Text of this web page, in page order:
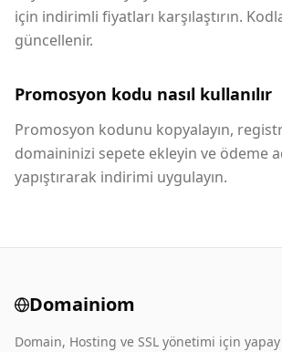
için indirimli fiyatları karşılaştırın.
güncellenir.
Promosyon kodu nasıl kullanılır
Promosyon kodunu kopyalayın,
domaininizi sepete ekleyin ve ödeme
yapıştırarak indirimi uygulayın.
Domainiom
Domain, Hosting ve SSL yönetimi için